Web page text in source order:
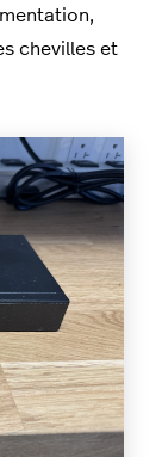
chevilles et